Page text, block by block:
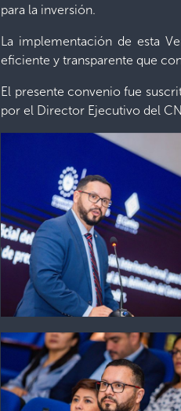
para la inversión.
La implementación de esta
eficiente y transparente que
El presente convenio fue
por el Director Ejecutivo del